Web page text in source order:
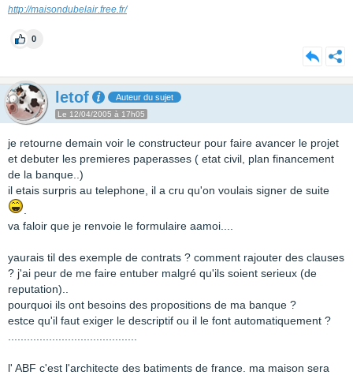
http://maisondubelair.free.fr/
0
letof Auteur du sujet
Le 12/04/2005 à 17h05
je retourne demain voir le constructeur pour faire avancer le projet
et debuter les premieres paperasses ( etat civil, plan financement
de la banque..)
il etais surpris au telephone, il a cru qu'on voulais signer de suite
va faloir que je renvoie le formulaire aamoi....
yaurais til des exemple de contrats ? comment rajouter des clauses
? j'ai peur de me faire entuber malgré qu'ils soient serieux (de
reputation)..
pourquoi ils ont besoins des propositions de ma banque ?
estce qu'il faut exiger le descriptif ou il le font automatiquement ?
l' ABF c'est l'architecte des batiments de france. ma maison sera